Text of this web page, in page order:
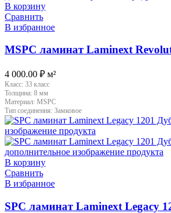
В корзину
Сравнить
В избранное
MSPC ламинат Laminext
4 000.00 ₽ м²
Класс: 33 класс
Толщина: 8 мм
Материал: MSPC
Тип соединения: Замковое
В корзину
Сравнить
В избранное
SPC ламинат Laminext Legacy